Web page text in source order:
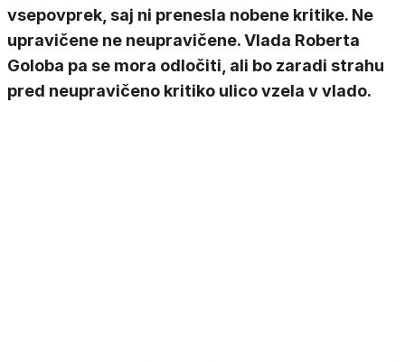
vsepovprek, saj ni prenesla nobene kritike. Ne
upravičene ne neupravičene. Vlada Roberta
Goloba pa se mora odločiti, ali bo zaradi strahu
pred neupravičeno kritiko ulico vzela v vlado.